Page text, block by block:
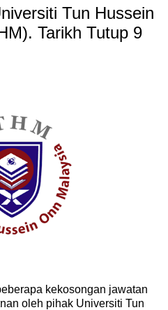
Tun Hussein
Tarikh Tutup 9
kekosongan jawatan
oleh pihak Universiti Tun